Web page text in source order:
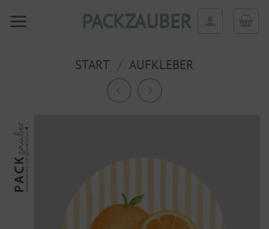
Inhalt
PACKZAUBER
START AUFKLEBER